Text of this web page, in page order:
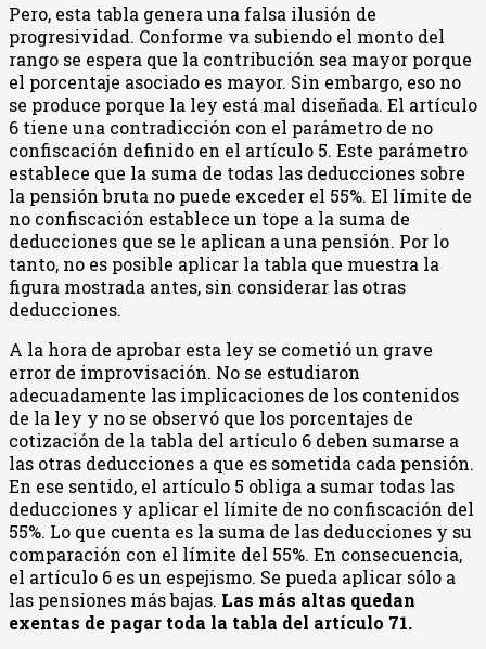
Pero, esta tabla genera una falsa ilusión de
progresividad. Conforme va subiendo el monto del
rango se espera que la contribución sea mayor porque
el porcentaje asociado es mayor. Sin embargo, eso no
se produce porque la ley está mal diseñada. El artículo
6 tiene una contradicción con el parámetro de no
confiscación definido en el artículo 5. Este parámetro
establece que la suma de todas las deducciones sobre
la pensión bruta no puede exceder el 55%. El límite de
no confiscación establece un tope a la suma de
deducciones que se le aplican a una pensión. Por lo
tanto, no es posible aplicar la tabla que muestra la
figura mostrada antes, sin considerar las otras
deducciones.
A la hora de aprobar esta ley se cometió un grave
error de improvisación. No se estudiaron
adecuadamente las implicaciones de los contenidos
de la ley y no se observó que los porcentajes de
cotización de la tabla del artículo 6 deben sumarse a
las otras deducciones a que es sometida cada pensión.
En ese sentido, el artículo 5 obliga a sumar todas las
deducciones y aplicar el límite de no confiscación del
55%. Lo que cuenta es la suma de las deducciones y su
comparación con el límite del 55%. En consecuencia,
el artículo 6 es un espejismo. Se pueda aplicar sólo a
las pensiones más bajas. Las más altas quedan
exentas de pagar toda la tabla del artículo 71.